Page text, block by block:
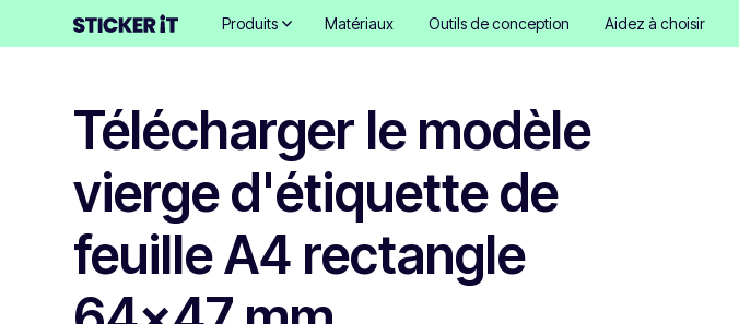
Produits Matériaux Outils de conception Aidez à choisir
Télécharger le modèle
vierge d'étiquette de
feuille A4 rectangle